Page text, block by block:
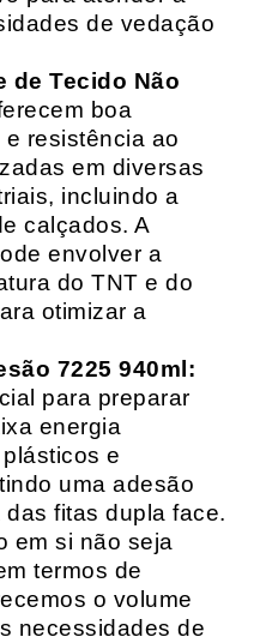
de vedação
de Tecido Não
boa
resistência ao
em diversas
incluindo a
calçados. A
envolver a
do TNT e do
otimizar a
7225 940ml:
para preparar
energia
e
uma adesão
fitas dupla face.
em si não seja
termos de
o volume
necessidades de